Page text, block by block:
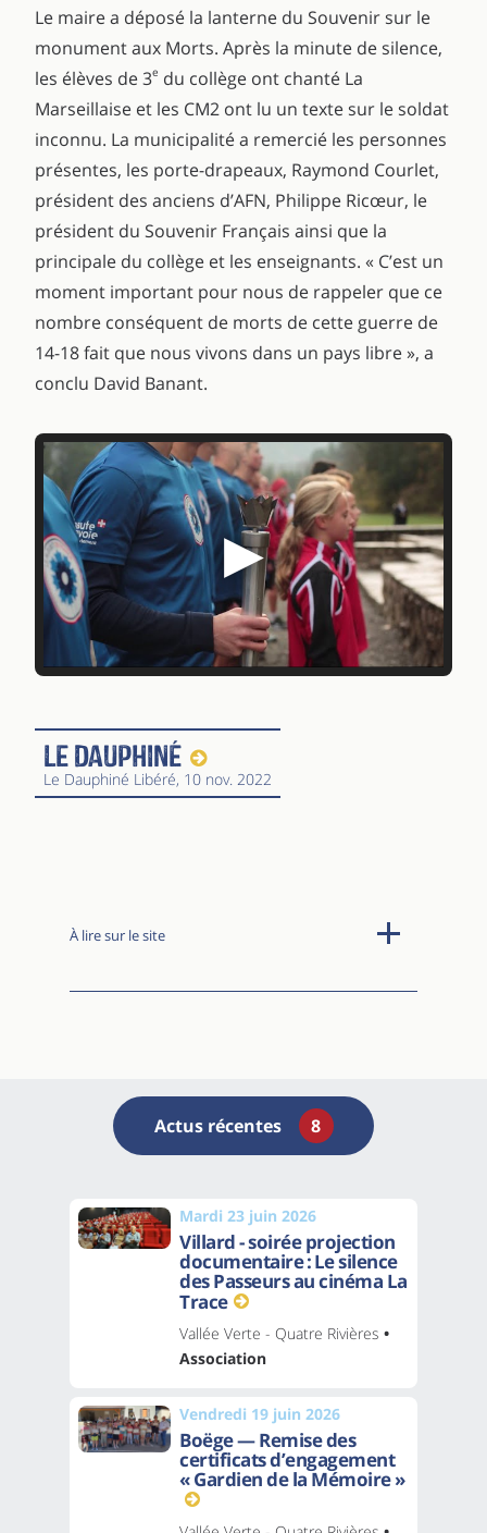
Le maire a déposé la lanterne du Souvenir sur le
monument aux Morts. Après la minute de silence,
les élèves de 3e du collège ont chanté La
Marseillaise et les CM2 ont lu un texte sur le soldat
inconnu. La municipalité a remercié les personnes
présentes, les porte-drapeaux, Raymond Courlet,
président des anciens d’AFN, Philippe Ricœur, le
président du Souvenir Français ainsi que la
principale du collège et les enseignants. « C’est un
moment important pour nous de rappeler que ce
nombre conséquent de morts de cette guerre de
14-18 fait que nous vivons dans un pays libre », a
conclu David Banant.
▶
Le Dauphiné
Le Dauphiné Libéré, 10 nov. 2022
À lire sur le site
Actus récentes 8
Mardi 23 juin 2026
Villard - soirée projection
documentaire : Le silence
des Passeurs au cinéma La
Trace
Vallée Verte - Quatre Rivières •
Association
Vendredi 19 juin 2026
Boëge — Remise des
certificats d’engagement
« Gardien de la Mémoire »